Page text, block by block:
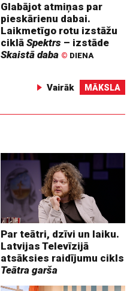
Glabājot atmiņas par
pieskārienu dabai.
Laikmetīgo rotu izstāžu
ciklāSpektrs – izstāde
Skaistā daba © DIENA
Vairāk MĀKSLA
Par teātri, dzīvi un laiku.
Latvijas Televīzijā
atsāksies raidījumu cikls
Teātra garša